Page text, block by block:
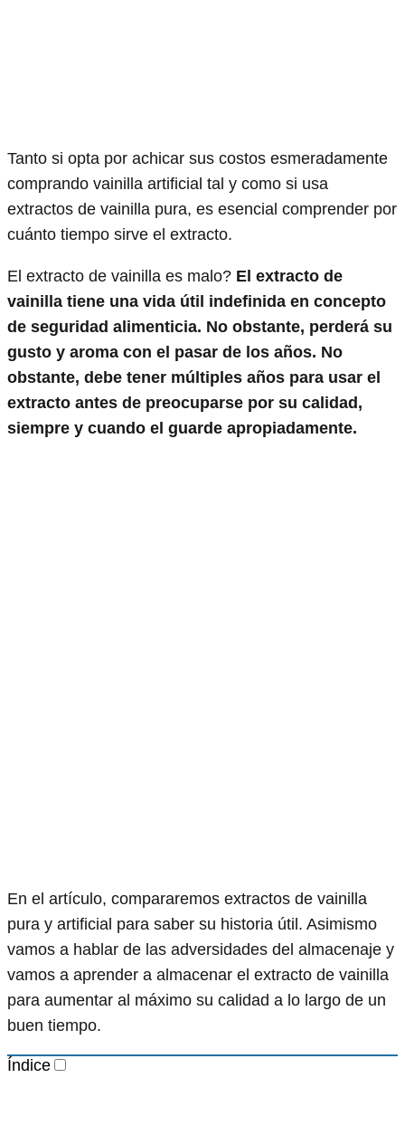
Tanto si opta por achicar sus costos esmeradamente
comprando vainilla artificial tal y como si usa
extractos de vainilla pura, es esencial comprender por
cuánto tiempo sirve el extracto.
El extracto de vainilla es malo? El extracto de
vainilla tiene una vida útil indefinida en concepto
de seguridad alimenticia. No obstante, perderá su
gusto y aroma con el pasar de los años. No
obstante, debe tener múltiples años para usar el
extracto antes de preocuparse por su calidad,
siempre y cuando el guarde apropiadamente.
En el artículo, compararemos extractos de vainilla
pura y artificial para saber su historia útil. Asimismo
vamos a hablar de las adversidades del almacenaje y
vamos a aprender a almacenar el extracto de vainilla
para aumentar al máximo su calidad a lo largo de un
buen tiempo.
Índice